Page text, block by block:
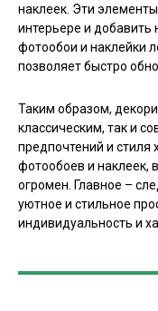
наклеек. Эти
интерьере и добавить
фотообои и наклейки
позволяет быстро
Таким образом,
классическим, так и
предпочтений и стиля
фотообоев и наклеек,
огромен. Главное –
уютное и стильное
индивидуальность и